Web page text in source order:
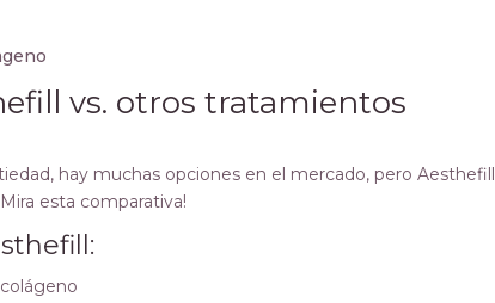
vs. otros tratamientos
hay muchas opciones en el mercado, pero Aesthefill
esta comparativa!